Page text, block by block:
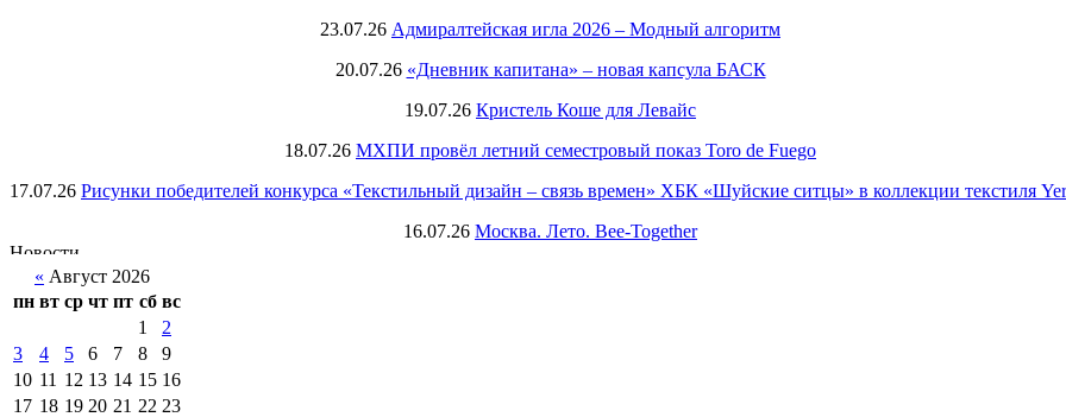
23.07.26 Адмиралтейская игла 2026 – Модный алгоритм
20.07.26 «Дневник капитана» – новая капсула БАСК
19.07.26 Кристель Коше для Левайс
18.07.26 МХПИ провёл летний семестровый показ Toro de Fuego
17.07.26 Рисунки победителей конкурса «Текстильный дизайн – связь времен» ХБК «Шуйские ситцы» в коллекции текстиля
16.07.26 Москва. Лето. Bee-Together
« Август 2026
пн вт ср чт пт сб вс
1
2
3
4 5 6 7 8
9
10 11 12 13 14 15 16
17 18 19 20 21 22 23